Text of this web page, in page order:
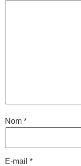
Nom *
E-mail *